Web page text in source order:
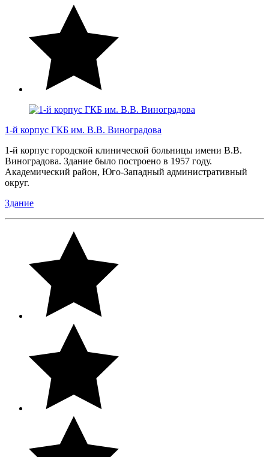
1-й корпус ГКБ им. В.В. Виноградова
1-й корпус городской клинической больницы имени В.В.
Виноградова. Здание было построено в 1957 году.
Академический район, Юго-Западный административный
округ.
Здание